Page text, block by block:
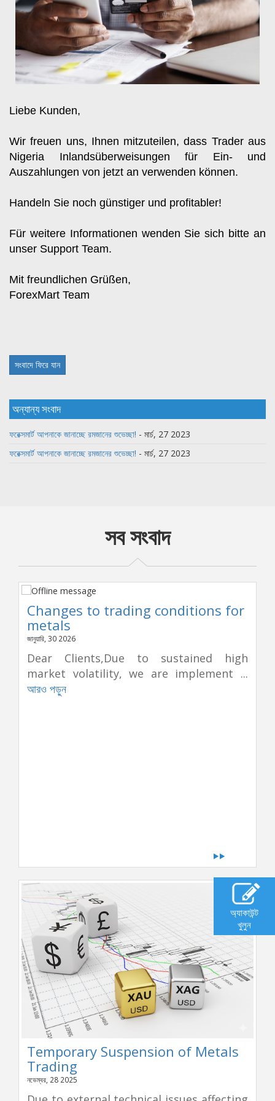
Liebe Kunden,
Wir freuen uns, Ihnen mitzuteilen, dass Trader aus
Nigeria Inlandsüberweisungen für Ein- und
Auszahlungen von jetzt an verwenden können.
Handeln Sie noch günstiger und profitabler!
Für weitere Informationen wenden Sie sich bitte an
unser Support Team.
Mit freundlichen Grüßen,
ForexMart Team
সংবাদে ফিরে যান
অন্যান্য সংবাদ
ফরেক্সমার্ট আপনাকে জানাচ্ছে রমজানের শুভেচ্ছা! - মার্চ, 27 2023
ফরেক্সমার্ট আপনাকে জানাচ্ছে রমজানের শুভেচ্ছা! - মার্চ, 27 2023
সব সংবাদ
Changes to trading conditions for
metals
জানুয়ারি, 30 2026
Dear Clients,Due to sustained high
market volatility, we are implement ...
আরও পড়ুন
Temporary Suspension of Metals
Trading
নভেম্বর, 28 2025
অ্যাকাউন্ট
খুলুন